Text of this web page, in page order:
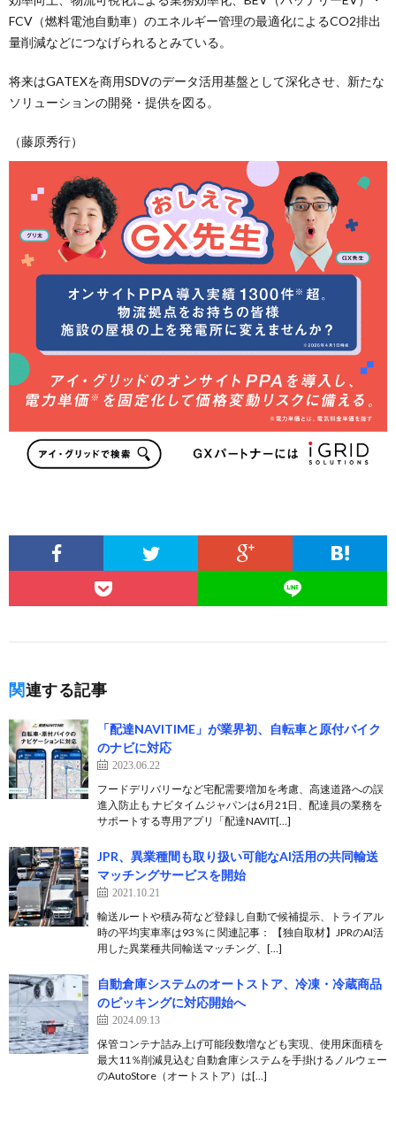
FCV（燃料電池自動車）のエネルギー管理の最適化によるCO2排出
量削減などにつなげられるとみている。
将来はGATEXを商用SDVのデータ活用基盤として深化させ、新たな
ソリューションの開発・提供を図る。
（藤原秀行）
関連する記事
「配達NAVITIME」が業界初、自転車と原付バイク
のナビに対応
2023.06.22
フードデリバリーなど宅配需要増加を考慮、高速道路への誤
進入防止も ナビタイムジャパンは6月21日、配達員の業務を
サポートする専用アプリ「配達NAVIT[…]
JPR、異業種間も取り扱い可能なAI活用の共同輸送
マッチングサービスを開始
2021.10.21
輸送ルートや積み荷など登録し自動で候補提示、トライアル
時の平均実車率は93％に 関連記事： 【独自取材】JPRのAI活
用した異業種共同輸送マッチング、[…]
自動倉庫システムのオートストア、冷凍・冷蔵商品
のピッキングに対応開始へ
2024.09.13
保管コンテナ詰み上げ可能段数増なども実現、使用床面積を
最大11％削減見込む 自動倉庫システムを手掛けるノルウェー
のAutoStore（オートストア）は[…]